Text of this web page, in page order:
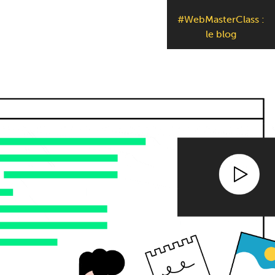
#WebMasterClass :
le blog